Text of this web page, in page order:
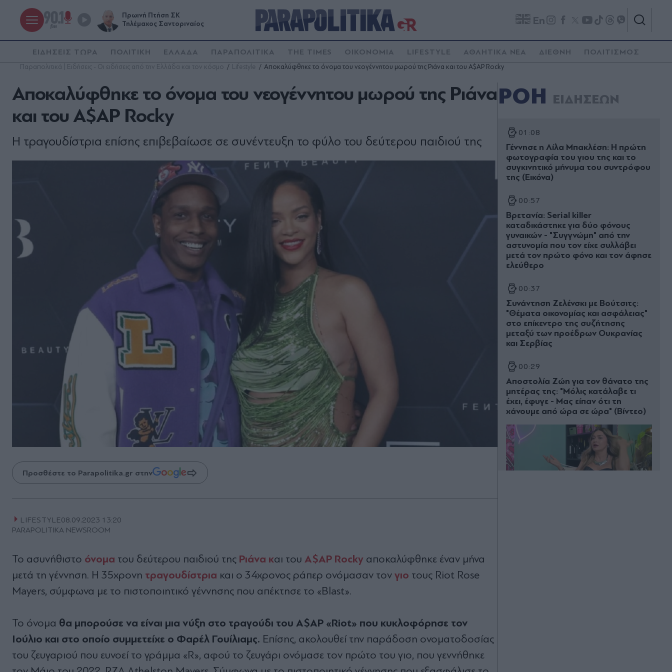
Πρωινή Πτήση ΣΚ
Τηλέμαχος Σαντοριναίος
En
ΕΙΔΗΣΕΙΣ ΤΩΡΑ ΠΟΛΙΤΙΚΗ ΕΛΛΑΔΑ ΠΑΡΑΠΟΛΙΤΙΚΑ THE TIMES ΟΙΚΟΝΟΜΙΑ LIFESTYLE ΑΘΛΗΤΙΚΑ ΝΕΑ ΔΙΕΘΝΗ ΠΟΛΙΤΙΣΜΟΣ
Παραπολιτικά | Ειδήσεις - Οι ειδήσεις από την Ελλάδα και τον κόσμο Lifestyle Αποκαλύφθηκε το όνομα του νεογέννητου μωρού της Ριάνα και του A$AP Rocky
Αποκαλύφθηκε το όνομα του νεογέννητου μωρού της Ριάνα
και του A$AP Rocky
Η τραγουδίστρια επίσης επιβεβαίωσε σε συνέντευξη το φύλο του δεύτερου παιδιού της
Προσθέστε το Parapolitika.gr στην
LIFESTYLE08.09.2023 13:20
PARAPOLITIKA NEWSROOM
Το ασυνήθιστο όνομα του δεύτερου παιδιού της Ριάνα και του A$AP Rocky αποκαλύφθηκε έναν μήνα
μετά τη γέννηση. Η 35χρονη τραγουδίστρια και ο 34χρονος ράπερ ονόμασαν τον γιο τους Riot Rose
Mayers, σύμφωνα με το πιστοποιητικό γέννησης που απέκτησε το «Blast».
Το όνομα θα μπορούσε να είναι μια νύξη στο τραγούδι του A$AP «Riot» που κυκλοφόρησε τον
Ιούλιο και στο οποίο συμμετείχε ο Φαρέλ Γουίλιαμς. Επίσης, ακολουθεί την παράδοση ονοματοδοσίας
του ζευγαριού που ευνοεί το γράμμα «R», αφού το ζευγάρι ονόμασε τον πρώτο του γιο, που γεννήθηκε
ΡΟΗ ΕΙΔΗΣΕΩΝ
01:08
Γέννησε η Λίλα Μπακλέση: Η πρώτη
φωτογραφία του γιου της και το
συγκινητικό μήνυμα του συντρόφου
της (Εικόνα)
00:57
Βρετανία: Serial killer
καταδικάστηκε για δύο φόνους
γυναικών - "Συγγνώμη" από την
αστυνομία που τον είχε συλλάβει
μετά τον πρώτο φόνο και τον άφησε
ελεύθερο
00:37
Συνάντηση Ζελένσκι με Βούτσιτς:
"Θέματα οικονομίας και ασφάλειας"
στο επίκεντρο της συζήτησης
μεταξύ των προέδρων Ουκρανίας
και Σερβίας
00:29
Αποστολία Ζώη για τον θάνατο της
μητέρας της: "Μόλις κατάλαβε τι
έχει, έφυγε - Μας είπαν ότι τη
χάνουμε από ώρα σε ώρα" (Βίντεο)